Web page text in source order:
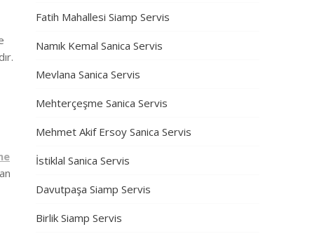
Fatih Mahallesi Siamp Servis
Namık Kemal Sanica Servis
Mevlana Sanica Servis
Mehterçeşme Sanica Servis
Mehmet Akif Ersoy Sanica Servis
İstiklal Sanica Servis
Davutpaşa Siamp Servis
Birlik Siamp Servis